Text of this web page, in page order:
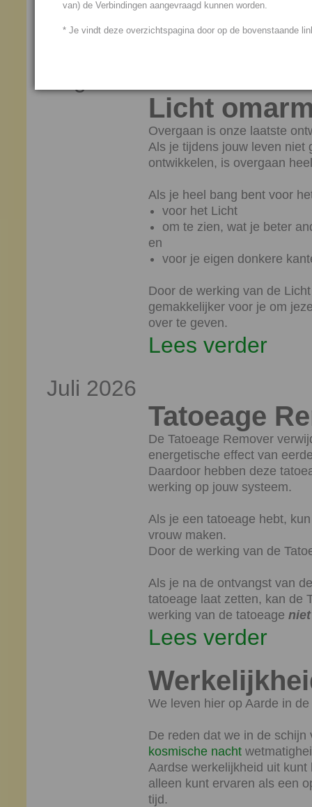
Als je graag op de hoogte wilt blijven,
na je laatste bezoek geplaatst zijn.
Licht
Overgaan is onze laatste
Als je tijdens jouw leven niet
ontwikkelen, is overgaan
Als je heel bang bent voor
voor het Licht
om te zien, wat je beter
en
voor je eigen donkere
Door de werking van de
gemakkelijker voor je om
over te geven.
Lees verder
Juli 2026
Tatoeage
De Tatoeage Remover
energetische effect van
Daardoor hebben deze
werking op jouw systeem.
Als je een tatoeage hebt,
vrouw maken.
Door de werking van de
Als je na de ontvangst van
tatoeage laat zetten, kan de
werking van de tatoeage niet
Lees verder
We leven hier op Aarde in
De reden dat we in de
kosmische nacht
Aardse werkelijkheid uit
alleen kunt ervaren als een
tijd.
van) de Verbindingen aangevraagd kunnen worden.
* Je vindt deze overzichtspagina door op de bovenstaande